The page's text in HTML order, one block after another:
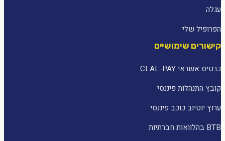
עגלה
הפרופיל שלי
קישורים שימושיים
כרטיס אשראי CLAL-PAY
קובץ התנהלות פיננסי
ערוץ יוטיוב כוכב פיננסי
BTB בהלוואות חברתיות